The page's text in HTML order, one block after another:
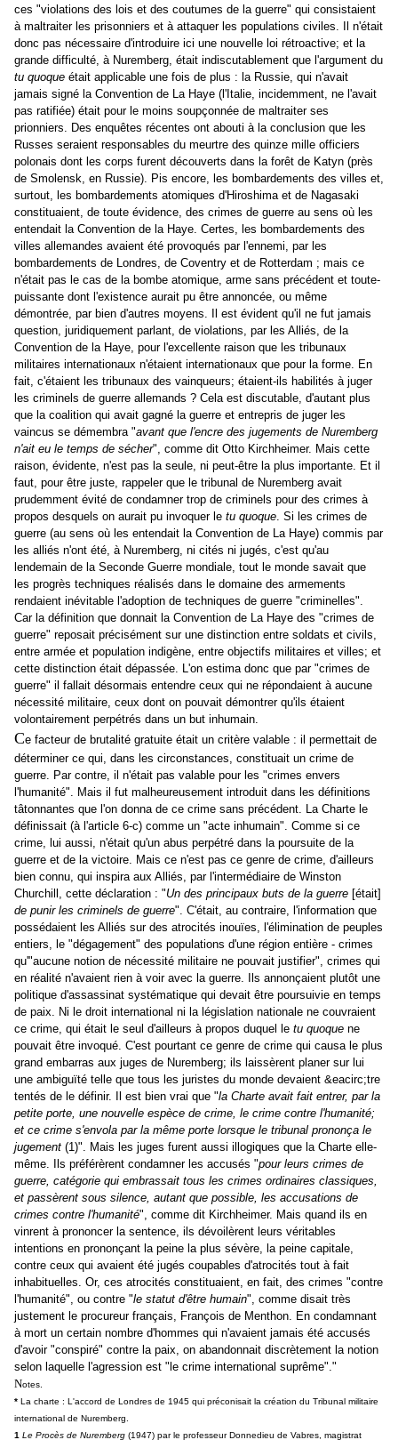
ces "violations des lois et des coutumes de la guerre" qui consistaient
à maltraiter les prisonniers et à attaquer les populations civiles. Il n'était
donc pas nécessaire d'introduire ici une nouvelle loi rétroactive; et la
grande difficulté, à Nuremberg, était indiscutablement que l'argument du
tu quoque était applicable une fois de plus : la Russie, qui n'avait
jamais signé la Convention de La Haye (l'Italie, incidemment, ne l'avait
pas ratifiée) était pour le moins soupçonnée de maltraiter ses
prionniers. Des enquêtes récentes ont abouti à la conclusion que les
Russes seraient responsables du meurtre des quinze mille officiers
polonais dont les corps furent découverts dans la forêt de Katyn (près
de Smolensk, en Russie). Pis encore, les bombardements des villes et,
surtout, les bombardements atomiques d'Hiroshima et de Nagasaki
constituaient, de toute évidence, des crimes de guerre au sens où les
entendait la Convention de la Haye. Certes, les bombardements des
villes allemandes avaient été provoqués par l'ennemi, par les
bombardements de Londres, de Coventry et de Rotterdam ; mais ce
n'était pas le cas de la bombe atomique, arme sans précédent et toute-
puissante dont l'existence aurait pu être annoncée, ou même
démontrée, par bien d'autres moyens. Il est évident qu'il ne fut jamais
question, juridiquement parlant, de violations, par les Alliés, de la
Convention de la Haye, pour l'excellente raison que les tribunaux
militaires internationaux n'étaient internationaux que pour la forme. En
fait, c'étaient les tribunaux des vainqueurs; étaient-ils habilités à juger
les criminels de guerre allemands ? Cela est discutable, d'autant plus
que la coalition qui avait gagné la guerre et entrepris de juger les
vaincus se démembra "avant que l'encre des jugements de Nuremberg
n'ait eu le temps de sécher", comme dit Otto Kirchheimer. Mais cette
raison, évidente, n'est pas la seule, ni peut-être la plus importante. Et il
faut, pour être juste, rappeler que le tribunal de Nuremberg avait
prudemment évité de condamner trop de criminels pour des crimes à
propos desquels on aurait pu invoquer le tu quoque. Si les crimes de
guerre (au sens où les entendait la Convention de La Haye) commis par
les alliés n'ont été, à Nuremberg, ni cités ni jugés, c'est qu'au
lendemain de la Seconde Guerre mondiale, tout le monde savait que
les progrès techniques réalisés dans le domaine des armements
rendaient inévitable l'adoption de techniques de guerre "criminelles".
Car la définition que donnait la Convention de La Haye des "crimes de
guerre" reposait précisément sur une distinction entre soldats et civils,
entre armée et population indigène, entre objectifs militaires et villes; et
cette distinction était dépassée. L'on estima donc que par "crimes de
guerre" il fallait désormais entendre ceux qui ne répondaient à aucune
nécessité militaire, ceux dont on pouvait démontrer qu'ils étaient
volontairement perpétrés dans un but inhumain.
Ce facteur de brutalité gratuite était un critère valable : il permettait de
déterminer ce qui, dans les circonstances, constituait un crime de
guerre. Par contre, il n'était pas valable pour les "crimes envers
l'humanité". Mais il fut malheureusement introduit dans les définitions
tâtonnantes que l'on donna de ce crime sans précédent. La Charte le
définissait (à l'article 6-c) comme un "acte inhumain". Comme si ce
crime, lui aussi, n'était qu'un abus perpétré dans la poursuite de la
guerre et de la victoire. Mais ce n'est pas ce genre de crime, d'ailleurs
bien connu, qui inspira aux Alliés, par l'intermédiaire de Winston
Churchill, cette déclaration : "Un des principaux buts de la guerre [était]
de punir les criminels de guerre". C'était, au contraire, l'information que
possédaient les Alliés sur des atrocités inouïes, l'élimination de peuples
entiers, le "dégagement" des populations d'une région entière - crimes
qu'"aucune notion de nécessité militaire ne pouvait justifier", crimes qui
en réalité n'avaient rien à voir avec la guerre. Ils annonçaient plutôt une
politique d'assassinat systématique qui devait être poursuivie en temps
de paix. Ni le droit international ni la législation nationale ne couvraient
ce crime, qui était le seul d'ailleurs à propos duquel le tu quoque ne
pouvait être invoqué. C'est pourtant ce genre de crime qui causa le plus
grand embarras aux juges de Nuremberg; ils laissèrent planer sur lui
une ambiguïté telle que tous les juristes du monde devaient &eacirc;tre
tentés de le définir. Il est bien vrai que "la Charte avait fait entrer, par la
petite porte, une nouvelle espèce de crime, le crime contre l'humanité;
et ce crime s'envola par la même porte lorsque le tribunal prononça le
jugement (1)". Mais les juges furent aussi illogiques que la Charte elle-
même. Ils préférèrent condamner les accusés "pour leurs crimes de
guerre, catégorie qui embrassait tous les crimes ordinaires classiques,
et passèrent sous silence, autant que possible, les accusations de
crimes contre l'humanité", comme dit Kirchheimer. Mais quand ils en
vinrent à prononcer la sentence, ils dévoilèrent leurs véritables
intentions en prononçant la peine la plus sévère, la peine capitale,
contre ceux qui avaient été jugés coupables d'atrocités tout à fait
inhabituelles. Or, ces atrocités constituaient, en fait, des crimes "contre
l'humanité", ou contre "le statut d'être humain", comme disait très
justement le procureur français, François de Menthon. En condamnant
à mort un certain nombre d'hommes qui n'avaient jamais été accusés
d'avoir "conspiré" contre la paix, on abandonnait discrètement la notion
selon laquelle l'agression est "le crime international suprême"."
Notes.
* La charte : L'accord de Londres de 1945 qui préconisait la création du Tribunal militaire
international de Nuremberg.
1 Le Procès de Nuremberg (1947) par le professeur Donnedieu de Vabres, magistrat